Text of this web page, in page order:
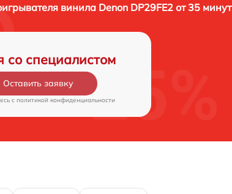
винила Denon DP29FE2 от 35 минут
со специалистом
Оставить заявку
c политикой конфиденциальности